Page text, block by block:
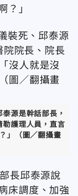
？」
源是幹話部長，
勒護理人員，直言
」（圖／翻攝畫
長邱泰源說
床調度、加強